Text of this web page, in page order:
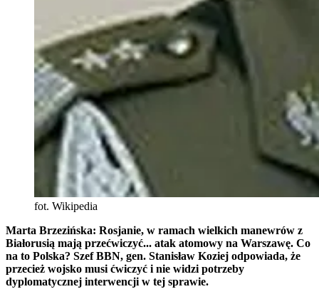
fot. Wikipedia
Marta Brzezińska: Rosjanie, w ramach wielkich manewrów z
Białorusią mają przećwiczyć... atak atomowy na Warszawę. Co
na to Polska? Szef BBN, gen. Stanisław Koziej odpowiada, że
przecież wojsko musi ćwiczyć i nie widzi potrzeby
dyplomatycznej interwencji w tej sprawie.